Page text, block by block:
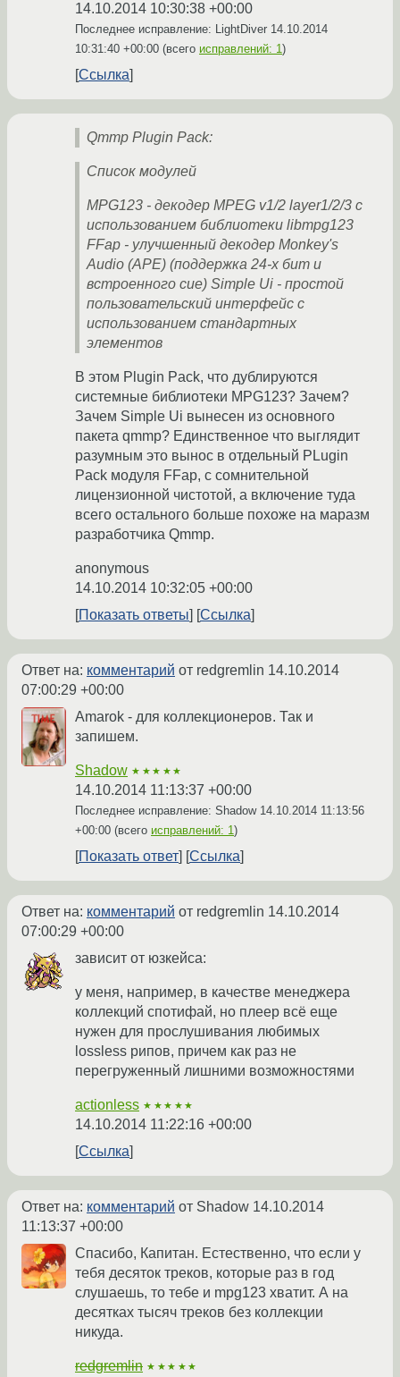
14.10.2014 10:30:38 +00:00
Последнее исправление: LightDiver 14.10.2014
10:31:40 +00:00 (всего исправлений: 1)
Ссылка
Qmmp Plugin Pack:
Список модулей
MPG123 - декодер MPEG v1/2 layer1/2/3 с
использованием библиотеки libmpg123
FFap - улучшенный декодер Monkey's
Audio (APE) (поддержка 24-х бит и
встроенного cue) Simple Ui - простой
пользовательский интерфейс с
использованием стандартных
элементов
В этом Plugin Pack, что дублируются
системные библиотеки MPG123? Зачем?
Зачем Simple Ui вынесен из основного
пакета qmmp? Единственное что выглядит
разумным это вынос в отдельный PLugin
Pack модуля FFap, с сомнительной
лицензионной чистотой, а включение туда
всего остального больше похоже на маразм
разработчика Qmmp.
anonymous
14.10.2014 10:32:05 +00:00
Показать ответы
Ссылка
Ответ на: комментарий от redgremlin 14.10.2014
07:00:29 +00:00
Amarok - для коллекционеров. Так и
запишем.
Shadow ★★★★★
14.10.2014 11:13:37 +00:00
Последнее исправление: Shadow 14.10.2014 11:13:56
+00:00 (всего исправлений: 1)
Показать ответ Ссылка
Ответ на: комментарий от redgremlin 14.10.2014
07:00:29 +00:00
зависит от юзкейса:
у меня, например, в качестве менеджера
коллекций спотифай, но плеер всё еще
нужен для прослушивания любимых
lossless рипов, причем как раз не
перегруженный лишними возможностями
actionless ★★★★★
14.10.2014 11:22:16 +00:00
Ссылка
Ответ на: комментарий от Shadow 14.10.2014
11:13:37 +00:00
Спасибо, Капитан. Естественно, что если у
тебя десяток треков, которые раз в год
слушаешь, то тебе и mpg123 хватит. А на
десятках тысяч треков без коллекции
никуда.
redgremlin ★★★★★